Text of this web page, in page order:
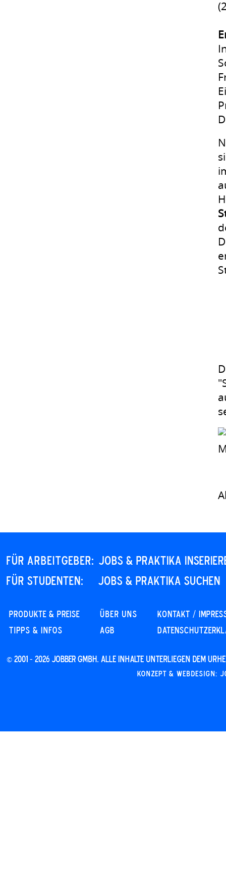
Für Arbeitgeber: JOBS & PRAKTIKA
Für STUDENTEN:
JOBS & PRAKTIKA SUCHEN
PRODUKTE & PREISE
Tipps & Infos
Über uns
AGB
KONTAKT /
© 2001 - 2026 JOBBER GmbH. Alle Inhalte unterliegen dem
Konzept &